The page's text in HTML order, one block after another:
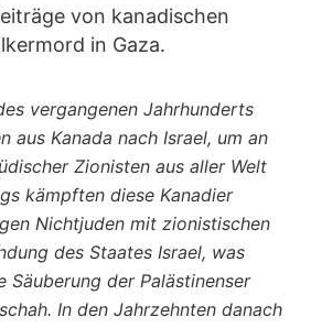
von kanadischen
in Gaza.
vergangenen Jahrhunderts
aus Kanada nach Israel, um an
Zionisten aus aller Welt
kämpften diese Kanadier
Nichtjuden mit zionistischen
des Staates Israel, was
Säuberung der Palästinenser
In den Jahrzehnten danach